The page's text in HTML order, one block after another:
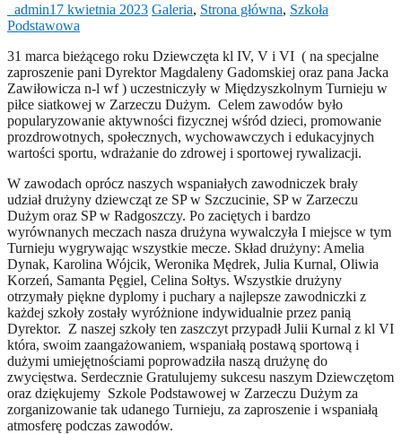
_admin17 kwietnia 2023 Galeria, Strona główna, Szkoła
Podstawowa
31 marca bieżącego roku Dziewczęta kl IV, V i VI ( na specjalne
zaproszenie pani Dyrektor Magdaleny Gadomskiej oraz pana Jacka
Zawiłowicza n-l wf ) uczestniczyły w Międzyszkolnym Turnieju w
piłce siatkowej w Zarzeczu Dużym. Celem zawodów było
popularyzowanie aktywności fizycznej wśród dzieci, promowanie
prozdrowotnych, społecznych, wychowawczych i edukacyjnych
wartości sportu, wdrażanie do zdrowej i sportowej rywalizacji.
W zawodach oprócz naszych wspaniałych zawodniczek brały
udział drużyny dziewcząt ze SP w Szczucinie, SP w Zarzeczu
Dużym oraz SP w Radgoszczy. Po zaciętych i bardzo
wyrównanych meczach nasza drużyna wywalczyła I miejsce w tym
Turnieju wygrywając wszystkie mecze. Skład drużyny: Amelia
Dynak, Karolina Wójcik, Weronika Mędrek, Julia Kurnal, Oliwia
Korzeń, Samanta Pęgiel, Celina Sołtys. Wszystkie drużyny
otrzymały piękne dyplomy i puchary a najlepsze zawodniczki z
każdej szkoły zostały wyróżnione indywidualnie przez panią
Dyrektor. Z naszej szkoły ten zaszczyt przypadł Julii Kurnal z kl VI
która, swoim zaangażowaniem, wspaniałą postawą sportową i
dużymi umiejętnościami poprowadziła naszą drużynę do
zwycięstwa. Serdecznie Gratulujemy sukcesu naszym Dziewczętom
oraz dziękujemy Szkole Podstawowej w Zarzeczu Dużym za
zorganizowanie tak udanego Turnieju, za zaproszenie i wspaniałą
atmosferę podczas zawodów.